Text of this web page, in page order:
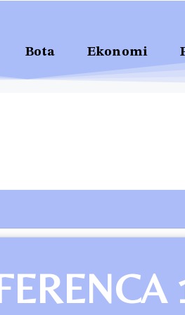
Bota Ekonomi